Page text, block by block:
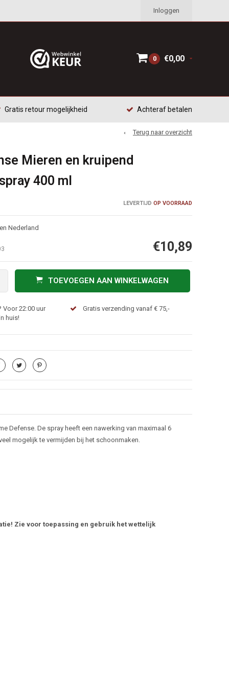
Inloggen
0 €0,00
Gratis retour mogelijkheid Achteraf betalen
Terug naar overzicht
Mieren en kruipend
400 ml
LEVERTIJD OP VOORRAAD
Nederland
€10,89
TOEVOEGEN AAN WINKELWAGEN
22:00 uur
huis!
Gratis verzending vanaf € 75,-
Defense. De spray heeft een nawerking van maximaal 6
mogelijk te vermijden bij het schoonmaken.
Zie voor toepassing en gebruik het wettelijk